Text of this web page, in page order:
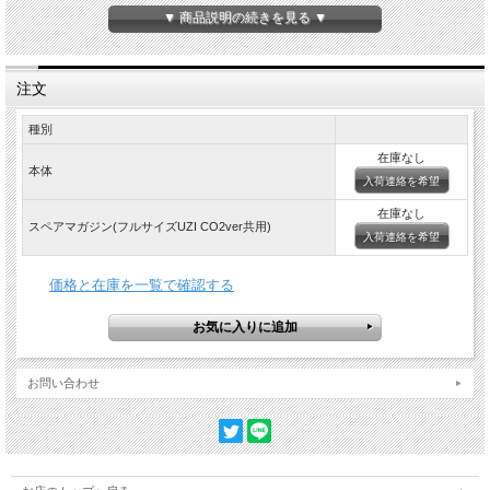
重量：2.7 kg
装弾数：32発（6ｍｍBB弾）
ファンクション：SEMI/FULL AUTO
パワーソース：CO2 (12gボンベ)
HOP：可変式
Japan Version（0.98J未満/35℃）
対象年齢18歳以上
▼ 商品説明の続きを見る ▼
注文
種別
本体
在庫なし
入荷連絡を希望
スペアマガジン(フルサイズUZI CO2ver共用)
在庫なし
入荷連絡を希望
価格と在庫を一覧で確認する
お問い合わせ